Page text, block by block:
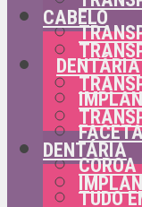
DENTÁRIA
TUDO
CABELO
DENTÁRIA